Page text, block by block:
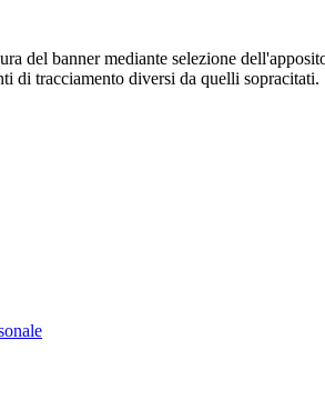
del banner mediante selezione
di tracciamento diversi da quelli sopracitati.